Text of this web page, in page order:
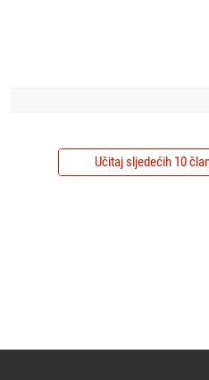
Učitaj sljedećih 10